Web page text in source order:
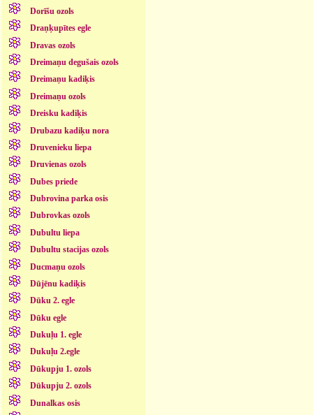
Dorīšu ozols
Draņķupītes egle
Dravas ozols
Dreimaņu degušais ozols
Dreimaņu kadiķis
Dreimaņu ozols
Dreisku kadiķis
Drubazu kadiķu nora
Druvenieku liepa
Druvienas ozols
Dubes priede
Dubrovina parka osis
Dubrovkas ozols
Dubultu liepa
Dubultu stacijas ozols
Ducmaņu ozols
Dūjēnu kadiķis
Dūku 2. egle
Dūku egle
Dukuļu 1. egle
Dukuļu 2.egle
Dūkupju 1. ozols
Dūkupju 2. ozols
Dunalkas osis